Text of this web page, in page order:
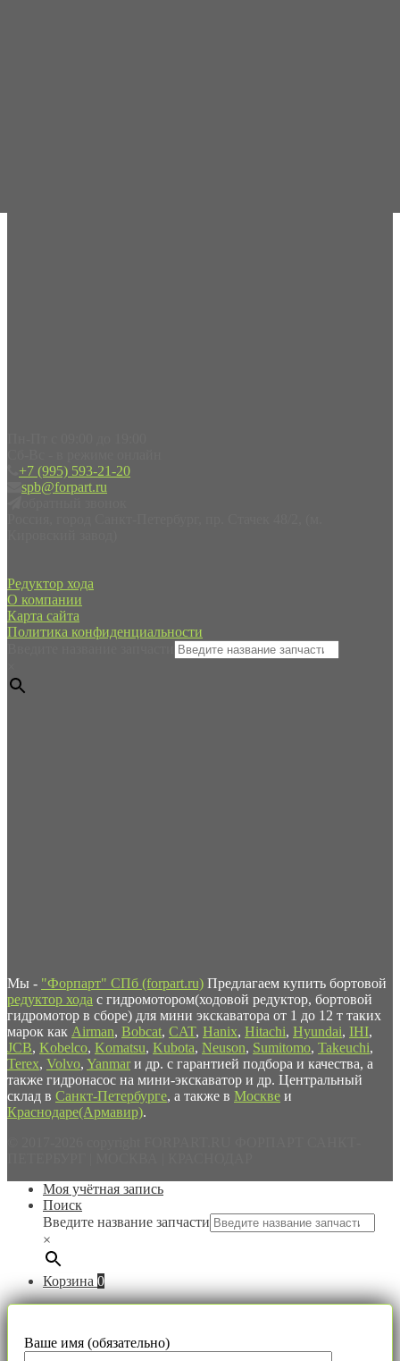
+7 (995) 593-21-20
spb@forpart.ru
Редуктор хода
О компании
Карта сайта
Политика конфиденциальности
Мы - "Форпарт" СПб (forpart.ru) Предлагаем купить бортовой
редуктор хода с гидромотором(ходовой редуктор, бортовой
гидромотор в сборе) для мини экскаватора от 1 до 12 т таких
марок как Airman, Bobcat, CAT, Hanix, Hitachi, Hyundai, IHI,
JCB, Kobelco, Komatsu, Kubota, Neuson, Sumitomo, Takeuchi,
Terex, Volvo, Yanmar и др. с гарантией подбора и качества, а
также гидронасос на мини-экскаватор и др. Центральный
склад в Санкт-Петербурге, а также в Москве и
Краснодаре(Армавир).
Моя учётная запись
Поиск
Введите название запчасти
×
Корзина 0
Ваше имя (обязательно)